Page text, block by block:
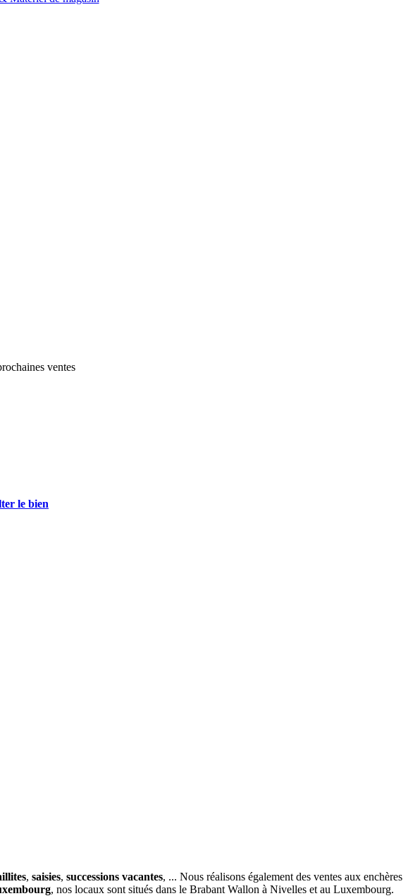
ventes
le bien
, saisies, successions vacantes, ... Nous réalisons également des ventes aux enchères
, nos locaux sont situés dans le Brabant Wallon à Nivelles et au Luxembourg.